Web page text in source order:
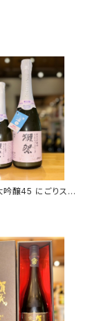
醸45 にごりスパ
１本（旭酒
国市周東町）